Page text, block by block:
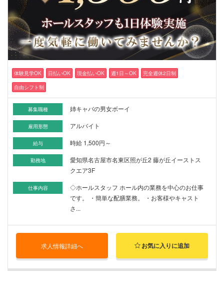
体験見学OK 日払いOK 現金払いOK 週1日～OK
完全週休2日制
自由シフト制
募集職種 姉キャバの男女ボーイ
雇用形態 アルバイト
給与 時給 1,500円～
勤務地
愛知県名古屋市名東区照が丘2 藤が丘イーストス
クエア3F
仕事内容
◇ホールスタッフ ホール内の業務を中心のお仕事
です。 ・簡単な配膳業務。 ・お客様やキャスト
さ...
求人情報詳細へ お気に入りに追加